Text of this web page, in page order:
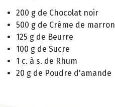
200 g de Chocolat noir
500 g de Crème de marron
125 g de Beurre
100 g de Sucre
1 c. à s. de Rhum
20 g de Poudre d'amande